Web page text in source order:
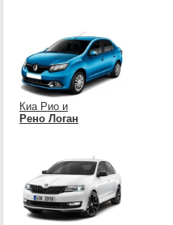
Киа Рио и
Рено Логан